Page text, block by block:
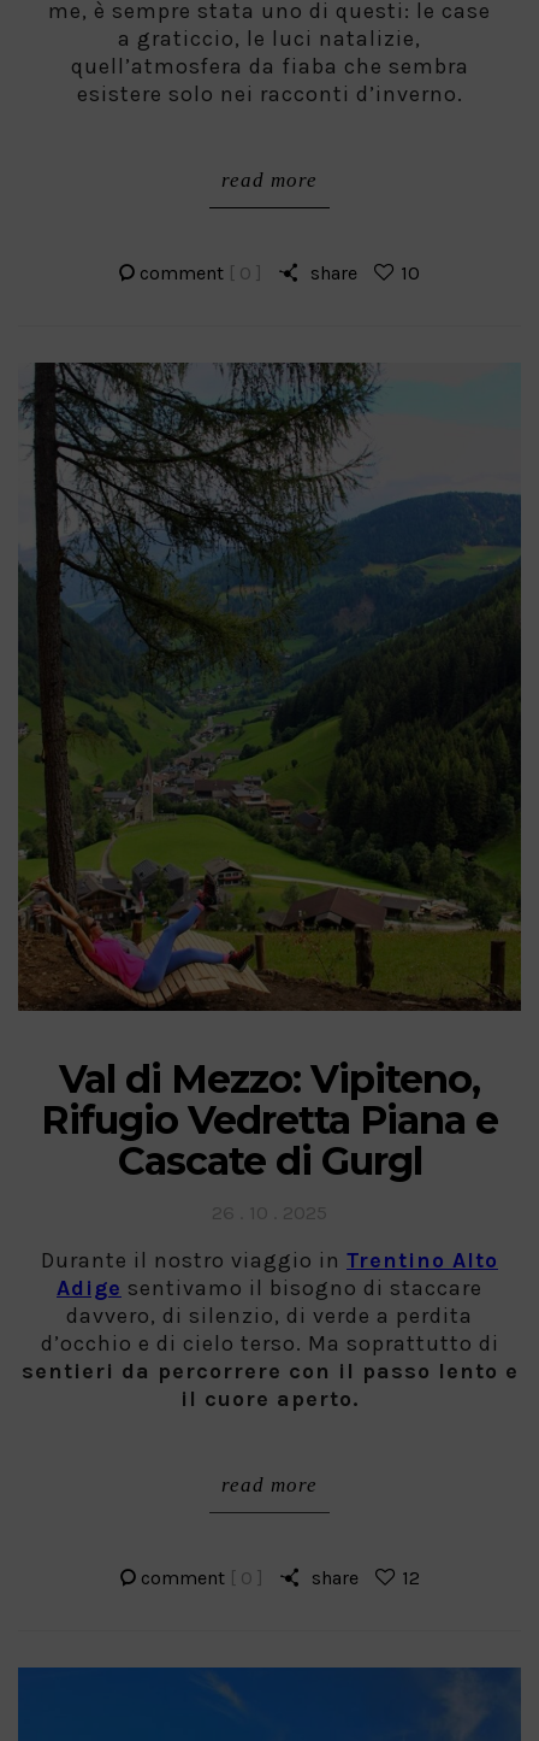
me, è sempre stata uno di questi: le case
a graticcio, le luci natalizie,
quell’atmosfera da fiaba che sembra
esistere solo nei racconti d’inverno.
read more
comment [ 0 ] share 10
Val di Mezzo: Vipiteno,
Rifugio Vedretta Piana e
Cascate di Gurgl
Durante il nostro viaggio in Trentino Alto
Adige sentivamo il bisogno di staccare
davvero, di silenzio, di verde a perdita
d’occhio e di cielo terso. Ma soprattutto di
sentieri da percorrere con il passo lento e
il cuore aperto.
read more
comment [ 0 ] share 12